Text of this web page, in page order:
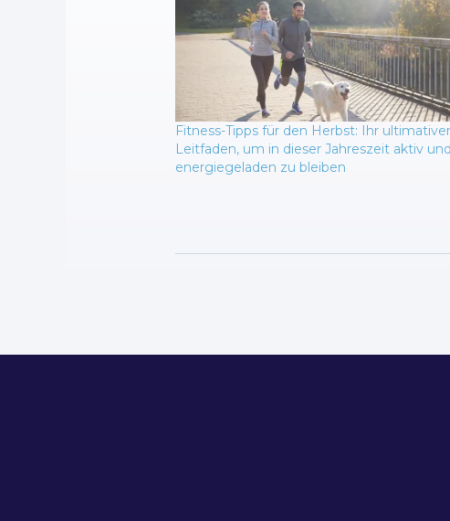
Fitness-Tipps für den Herbst: Ihr ultimativer
Leitfaden, um in dieser Jahreszeit aktiv und
energiegeladen zu bleiben